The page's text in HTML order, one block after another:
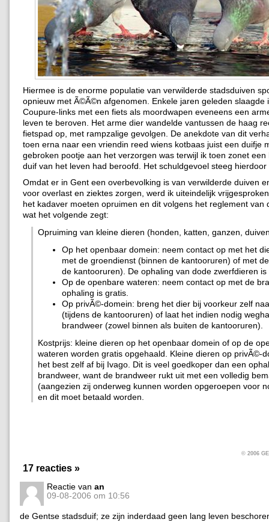
Hiermee is de enorme populatie van verwilderde stadsduiven
opnieuw met Ã©Ã©n afgenomen. Enkele jaren geleden slaagde
Coupure-links met een fiets als moordwapen eveneens een
leven te beroven. Het arme dier wandelde vantussen de haag
fietspad op, met rampzalige gevolgen. De anekdote van dit
toen erna naar een vriendin reed wiens kotbaas juist een duifje
gebroken pootje aan het verzorgen was terwijl ik toen zonet een
duif van het leven had beroofd. Het schuldgevoel steeg hierdoor
Omdat er in Gent een overbevolking is van verwilderde duiven
voor overlast en ziektes zorgen, werd ik uiteindelijk
het kadaver moeten opruimen en dit volgens het reglement van
wat het volgende zegt:
Opruiming van kleine dieren (honden, katten, ganzen,
Op het openbaar domein: neem contact op met het
met de groendienst (binnen de kantooruren) of met
de kantooruren). De ophaling van dode zwerfdieren is
Op de openbare wateren: neem contact op met de
ophaling is gratis.
Op privÃ©-domein: breng het dier bij voorkeur zelf
(tijdens de kantooruren) of laat het indien nodig
brandweer (zowel binnen als buiten de kantooruren).
Kostprijs: kleine dieren op het openbaar domein of op de
wateren worden gratis opgehaald. Kleine dieren op privÃ©-
het best zelf af bij Ivago. Dit is veel goedkoper dan een
brandweer, want de brandweer rukt uit met een volledig
(aangezien zij onderweg kunnen worden opgeroepen voor
en dit moet betaald worden.
© 2006
17 reacties »
Reactie van an
09-08-2006 om 10:56
de Gentse stadsduif; ze zijn inderdaad geen lang leven